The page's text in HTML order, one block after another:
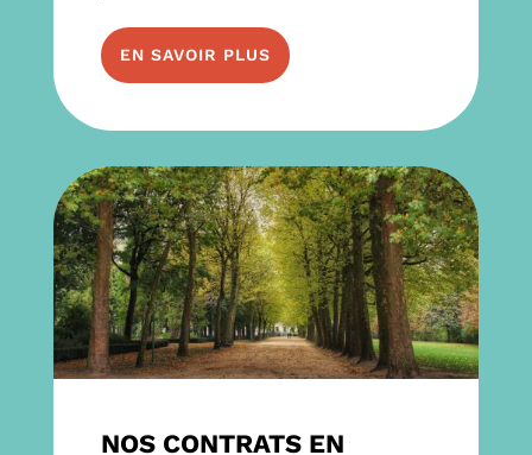
EN SAVOIR PLUS
NOS CONTRATS EN